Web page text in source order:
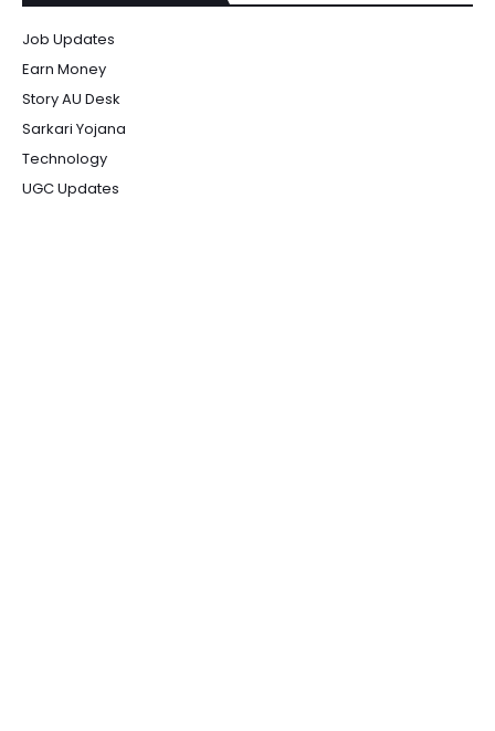
Job Updates
Earn Money
Story AU Desk
Sarkari Yojana
Technology
UGC Updates